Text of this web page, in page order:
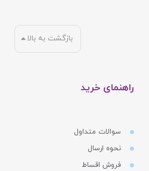
راهنمای خرید
سوالات متداول
نحوه ارسال
فروش اقساط
بازگشت به بالا